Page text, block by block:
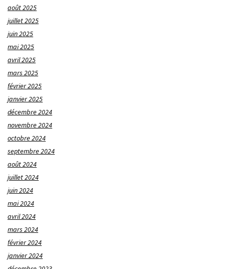
août 2025
juillet 2025
juin 2025
mai 2025
avril 2025
mars 2025
février 2025
janvier 2025
décembre 2024
novembre 2024
octobre 2024
septembre 2024
août 2024
juillet 2024
juin 2024
mai 2024
avril 2024
mars 2024
février 2024
janvier 2024